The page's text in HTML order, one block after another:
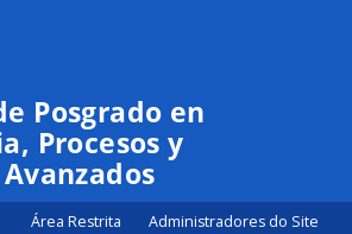
Posgrado en
Procesos y
Área Restrita Administradores do Site